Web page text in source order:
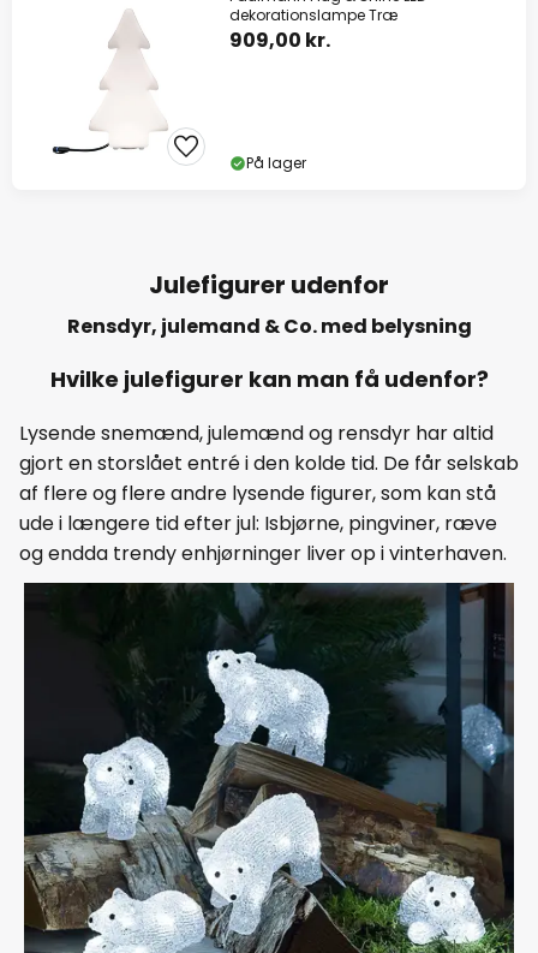
dekorationslampe Træ
909,00 kr.
På lager
Julefigurer udenfor
Rensdyr, julemand & Co. med belysning
Hvilke julefigurer kan man få udenfor?
Lysende snemænd, julemænd og rensdyr har altid
gjort en storslået entré i den kolde tid. De får selskab
af flere og flere andre lysende figurer, som kan stå
ude i længere tid efter jul: Isbjørne, pingviner, ræve
og endda trendy enhjørninger liver op i vinterhaven.